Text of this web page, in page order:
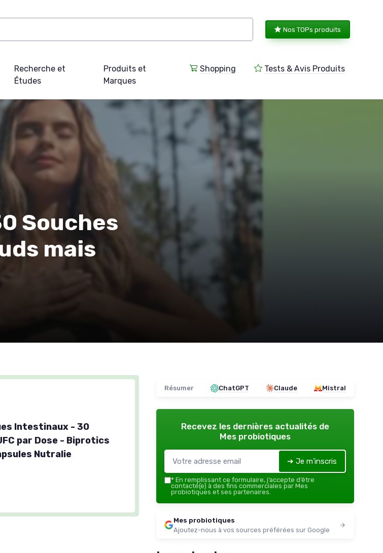
Nos TOPs produits
Recherche et
Études
Produits et
Marques
Shopping Tests & Avis Produits
Souches
mais
Intestinaux - 30
par Dose - Biprotics
Nutralie
Résumer ChatGPT Claude Mistral
Recevez les dernières actualités de
Mes probiotiques
➔ Je m'inscris
* En remplissant ce formulaire, j’accepte d’être
contacté(e) à des fins commerciales par Mes
probiotiques et ses partenaires.
Mes probiotiques
Ajoutez-nous à vos sources préférées sur Google